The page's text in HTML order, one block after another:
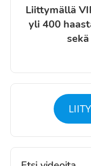
Liittymällä
yli 400